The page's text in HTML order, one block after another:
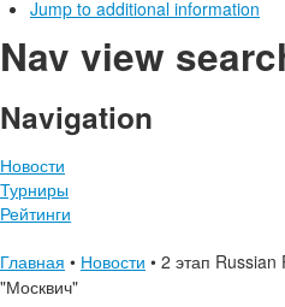
Jump to additional information
Nav view
Navigation
Новости
Турниры
Рейтинги
Главная • Новости • 2 этап Russian
"Москвич"